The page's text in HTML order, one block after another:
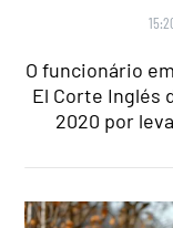
O funcionário
El Corte Inglés
2020 por